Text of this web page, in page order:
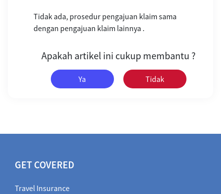
Tidak ada, prosedur pengajuan klaim sama
dengan pengajuan klaim lainnya .
Apakah artikel ini cukup membantu ?
Ya Tidak
GET COVERED
Travel Insurance